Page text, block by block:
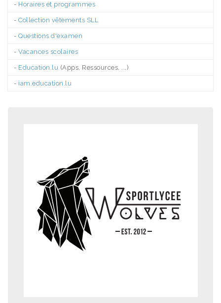
- Horaires et programmes
- Collection vêtements SLL
- Questions d'examen
- Vacances scolaires
- Education.lu (Apps, Ressources, ...)
- iam.education.lu